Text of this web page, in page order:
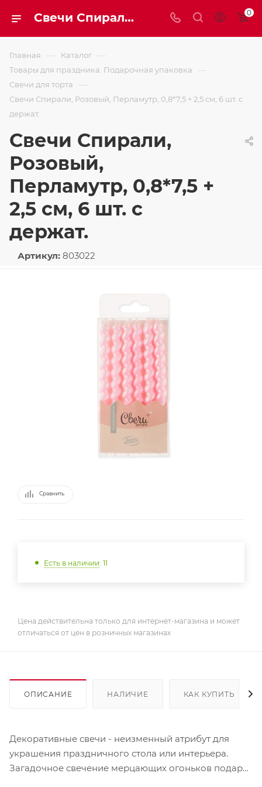
Свечи Спирали, Розовый, Перламутр, 0,8*7,5 + 2,5 см, 6 шт. с держат. 0
Главная — Каталог —
Товары для праздника. Подарочная упаковка —
Свечи для торта —
Свечи Спирали, Розовый, Перламутр, 0,8*7,5 + 2,5 см, 6 шт. с
держат.
Свечи Спирали,
Розовый,
Перламутр, 0,8*7,5 +
2,5 см, 6 шт. с
держат.
Артикул: 803022
Сравнить
Есть в наличии: 11
Цена действительна только для интернет-магазина и может
отличаться от цен в розничных магазинах
ОПИСАНИЕ НАЛИЧИЕ КАК КУПИТЬ
Декоративные свечи - неизменный атрибут для
украшения праздничного стола или интерьера.
Загадочное свечение мерцающих огоньков подарит